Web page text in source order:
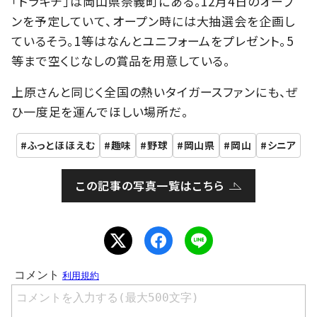
ンを予定していて、オープン時には大抽選会を企画し
ているそう。1等はなんとユニフォームをプレゼント。5
等まで空くじなしの賞品を用意している。
上原さんと同じく全国の熱いタイガースファンにも、ぜ
ひ一度足を運んでほしい場所だ。
ふっとほほえむ 趣味 野球 岡山県 岡山 シニア
この記事の写真一覧はこちら